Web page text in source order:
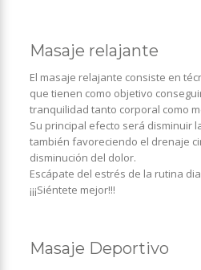
Masaje relajante
El masaje relajante consiste en
que tienen como objetivo
tranquilidad tanto corporal como
Su principal efecto será disminuir
también favoreciendo el drenaje
disminución del dolor.
Escápate del estrés de la rutina
¡¡¡Siéntete mejor!!!
Masaje Deportivo